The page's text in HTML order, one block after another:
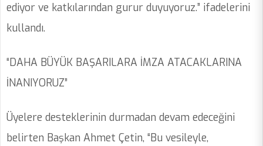
ediyor ve katkılarından gurur duyuyoruz.” ifadelerini
kullandı.
“DAHA BÜYÜK BAŞARILARA İMZA ATACAKLARINA
İNANIYORUZ”
Üyelere desteklerinin durmadan devam edeceğini
belirten Başkan Ahmet Çetin, “Bu vesileyle,